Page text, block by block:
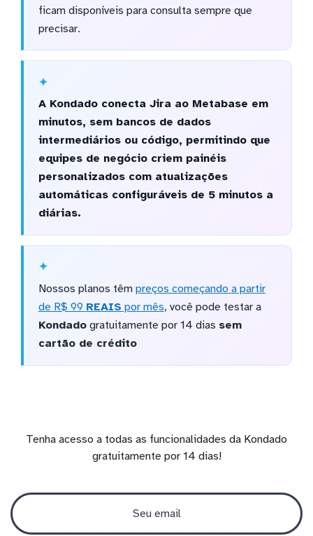
ficam disponíveis para consulta sempre que
precisar.
A Kondado conecta Jira ao Metabase em
minutos, sem bancos de dados
intermediários ou código, permitindo que
equipes de negócio criem painéis
personalizados com atualizações
automáticas configuráveis de 5 minutos a
diárias.
Nossos planos têm preços começando a partir
de R$ 99 REAIS por mês, você pode testar a
Kondadogratuitamente por 14 dias sem
cartão de crédito
Tenha acesso a todas as funcionalidades da Kondado
gratuitamente por 14 dias!